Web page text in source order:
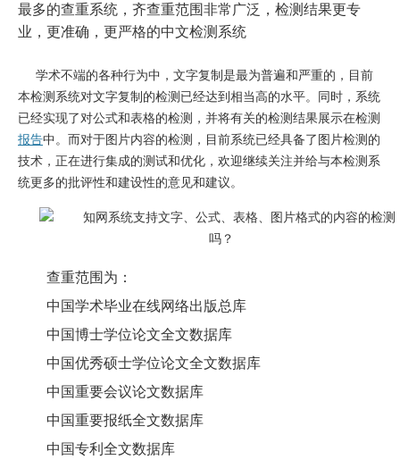
最多的查重系统，齐查重范围非常广泛，检测结果更专
业，更准确，更严格的中文检测系统
学术不端的各种行为中，文字复制是最为普遍和严重的，目前
本检测系统对文字复制的检测已经达到相当高的水平。同时，系统
已经实现了对公式和表格的检测，并将有关的检测结果展示在检测
报告中。而对于图片内容的检测，目前系统已经具备了图片检测的
技术，正在进行集成的测试和优化，欢迎继续关注并给与本检测系
统更多的批评性和建设性的意见和建议。
查重范围为：
中国学术毕业在线网络出版总库
中国博士学位论文全文数据库
中国优秀硕士学位论文全文数据库
中国重要会议论文数据库
中国重要报纸全文数据库
中国专利全文数据库